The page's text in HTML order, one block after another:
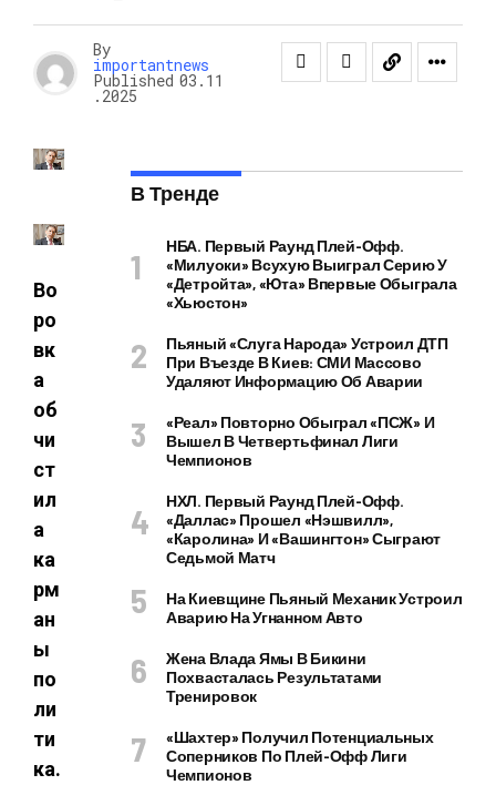
By
importantnews
Published 03.11
.2025
Во
ро
вк
а
об
чи
ст
ил
а
ка
рм
ан
ы
по
ли
ти
ка.
В Тренде
НБА. Первый Раунд Плей-Офф.
«Милуоки» Всухую Выиграл Серию У
«Детройта», «Юта» Впервые Обыграла
«Хьюстон»
Пьяный «слуга Народа» Устроил ДТП
При Въезде В Киев: СМИ Массово
Удаляют Информацию Об Аварии
«Реал» Повторно Обыграл «ПСЖ» И
Вышел В Четвертьфинал Лиги
Чемпионов
НХЛ. Первый Раунд Плей-Офф.
«Даллас» Прошел «Нэшвилл»,
«Каролина» И «Вашингтон» Сыграют
Седьмой Матч
На Киевщине Пьяный Механик Устроил
Аварию На Угнанном Авто
Жена Влада Ямы В Бикини
Похвасталась Результатами
Тренировок
«Шахтер» Получил Потенциальных
Соперников По Плей-Офф Лиги
Чемпионов